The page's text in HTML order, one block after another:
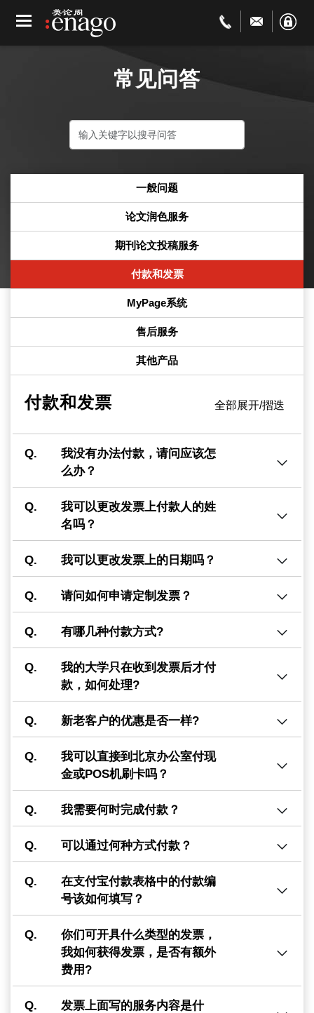
常见问答
一般问题
论文润色服务
期刊论文投稿服务
付款和发票
MyPage系统
售后服务
其他产品
付款和发票 全部展开/摺迭
Q.
我没有办法付款，请问应该怎
么办？
Q.
我可以更改发票上付款人的姓
名吗？
Q. 我可以更改发票上的日期吗？
Q. 请问如何申请定制发票？
Q. 有哪几种付款方式?
Q.
我的大学只在收到发票后才付
款，如何处理?
Q. 新老客户的优惠是否一样?
Q.
我可以直接到北京办公室付现
金或POS机刷卡吗？
Q. 我需要何时完成付款？
Q. 可以通过何种方式付款？
Q.
在支付宝付款表格中的付款编
号该如何填写？
Q.
你们可开具什么类型的发票，
我如何获得发票，是否有额外
费用?
Q.
发票上面写的服务内容是什